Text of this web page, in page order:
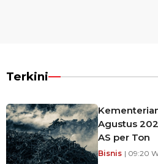
Terkini
Agustus
AS per Ton
Bisnis | 09:20